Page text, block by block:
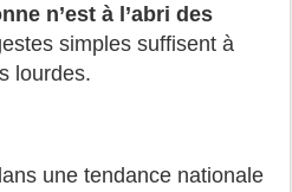
n’est à l’abri des
simples suffisent à
lourdes.
une tendance nationale